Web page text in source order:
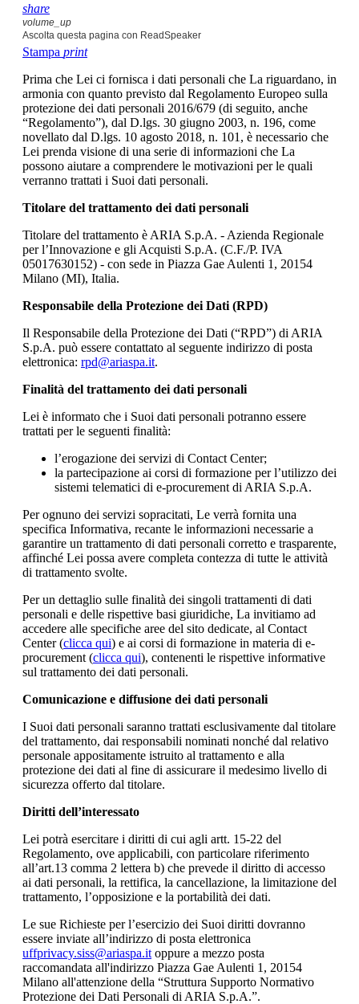
share
volume_up
Ascolta questa pagina con ReadSpeaker
Stampa print
Prima che Lei ci fornisca i dati personali che La riguardano, in
armonia con quanto previsto dal Regolamento Europeo sulla
protezione dei dati personali 2016/679 (di seguito, anche
“Regolamento”), dal D.lgs. 30 giugno 2003, n. 196, come
novellato dal D.lgs. 10 agosto 2018, n. 101, è necessario che
Lei prenda visione di una serie di informazioni che La
possono aiutare a comprendere le motivazioni per le quali
verranno trattati i Suoi dati personali.
Titolare del trattamento dei dati personali
Titolare del trattamento è ARIA S.p.A. - Azienda Regionale
per l’Innovazione e gli Acquisti S.p.A. (C.F./P. IVA
05017630152) - con sede in Piazza Gae Aulenti 1, 20154
Milano (MI), Italia.
Responsabile della Protezione dei Dati (RPD)
Il Responsabile della Protezione dei Dati (“RPD”) di ARIA
S.p.A. può essere contattato al seguente indirizzo di posta
elettronica: rpd@ariaspa.it.
Finalità del trattamento dei dati personali
Lei è informato che i Suoi dati personali potranno essere
trattati per le seguenti finalità:
l’erogazione dei servizi di Contact Center;
la partecipazione ai corsi di formazione per l’utilizzo dei
sistemi telematici di e-procurement di ARIA S.p.A.
Per ognuno dei servizi sopracitati, Le verrà fornita una
specifica Informativa, recante le informazioni necessarie a
garantire un trattamento di dati personali corretto e trasparente,
affinché Lei possa avere completa contezza di tutte le attività
di trattamento svolte.
Per un dettaglio sulle finalità dei singoli trattamenti di dati
personali e delle rispettive basi giuridiche, La invitiamo ad
accedere alle specifiche aree del sito dedicate, al Contact
Center (clicca qui) e ai corsi di formazione in materia di e-
procurement (clicca qui), contenenti le rispettive informative
sul trattamento dei dati personali.
Comunicazione e diffusione dei dati personali
I Suoi dati personali saranno trattati esclusivamente dal titolare
del trattamento, dai responsabili nominati nonché dal relativo
personale appositamente istruito al trattamento e alla
protezione dei dati al fine di assicurare il medesimo livello di
sicurezza offerto dal titolare.
Diritti dell’interessato
Lei potrà esercitare i diritti di cui agli artt. 15-22 del
Regolamento, ove applicabili, con particolare riferimento
all’art.13 comma 2 lettera b) che prevede il diritto di accesso
ai dati personali, la rettifica, la cancellazione, la limitazione del
trattamento, l’opposizione e la portabilità dei dati.
Le sue Richieste per l’esercizio dei Suoi diritti dovranno
essere inviate all’indirizzo di posta elettronica
uffprivacy.siss@ariaspa.it oppure a mezzo posta
raccomandata all'indirizzo Piazza Gae Aulenti 1, 20154
Milano all'attenzione della “Struttura Supporto Normativo
Protezione dei Dati Personali di ARIA S.p.A.”.